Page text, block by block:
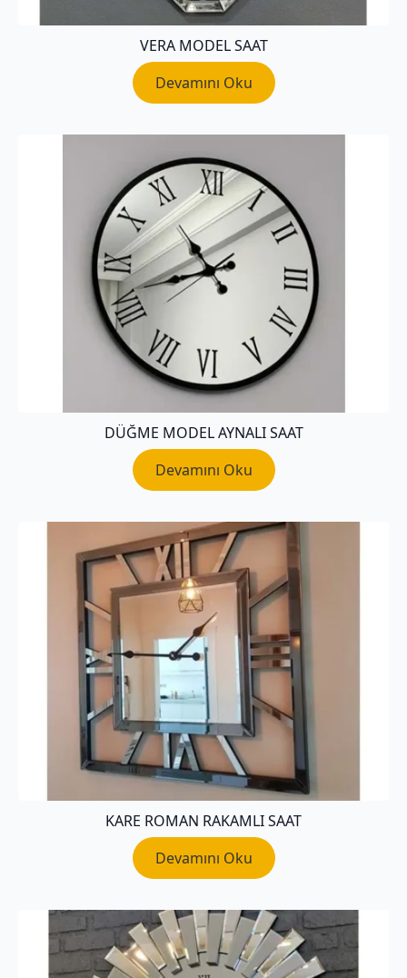
VERA MODEL SAAT
Devamını Oku
DÜĞME MODEL AYNALI SAAT
Devamını Oku
KARE ROMAN RAKAMLI SAAT
Devamını Oku